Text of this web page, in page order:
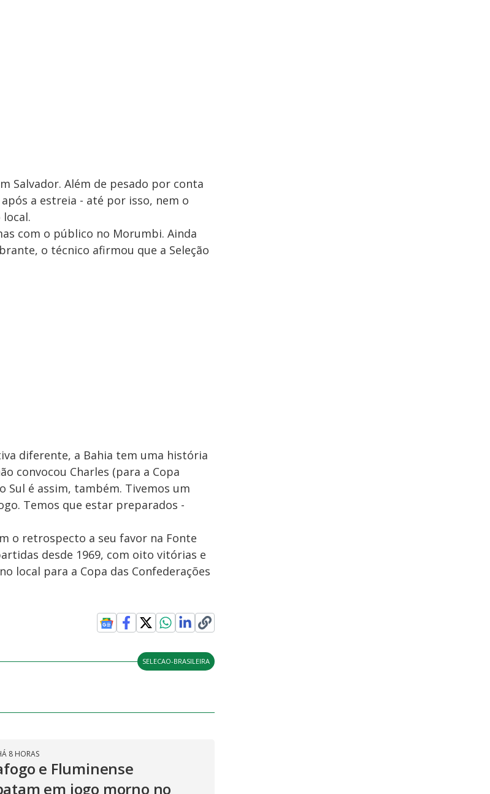
Salvador. Além de pesado por conta
a estreia - até por isso, nem o
com o público no Morumbi. Ainda
o técnico afirmou que a Seleção
diferente, a Bahia tem uma história
convocou Charles (para a Copa
Sul é assim, também. Tivemos um
Temos que estar preparados -
o retrospecto a seu favor na Fonte
desde 1969, com oito vitórias e
local para a Copa das Confederações
SELECAO-BRASILEIRA
8 HORAS
e Fluminense
em jogo morno no